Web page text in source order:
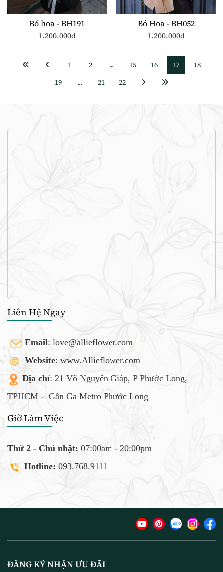
Bó hoa - BH191
1.200.000đ
Bó Hoa - BH052
1.200.000đ
1 2 ... 15 16 17
18
19
... 21 22
Liên Hệ Ngay
Email: love@allieflower.com
Website: www.Allieflower.com
Địa chỉ: 21 Võ Nguyên Giáp, P Phước Long,
TPHCM - Gần Ga Metro Phước Long
Giờ Làm Việc
Thứ 2 - Chủ nhật: 07:00am - 20:00pm
Hotline: 093.768.9111
ĐĂNG KÝ NHẬN ƯU ĐÃI